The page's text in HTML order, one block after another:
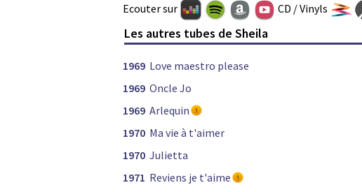
Ecouter sur CD / Vinyls
Les autres tubes de Sheila
1969 Love maestro please
1969 Oncle Jo
1969 Arlequin
1970 Ma vie à t'aimer
1970 Julietta
1971 Reviens je t'aime